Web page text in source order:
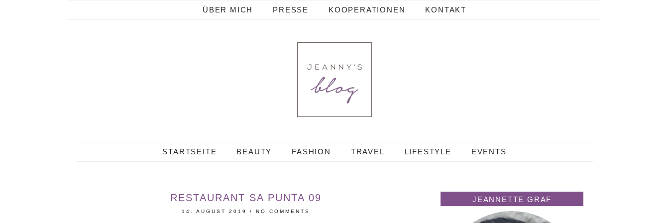
ÜBER MICH PRESSE KOOPERATIONEN KONTAKT
STARTSEITE BEAUTY FASHION TRAVEL LIFESTYLE EVENTS
RESTAURANT SA PUNTA 09
14. AUGUST 2019 / NO COMMENTS
JEANNETTE GRAF